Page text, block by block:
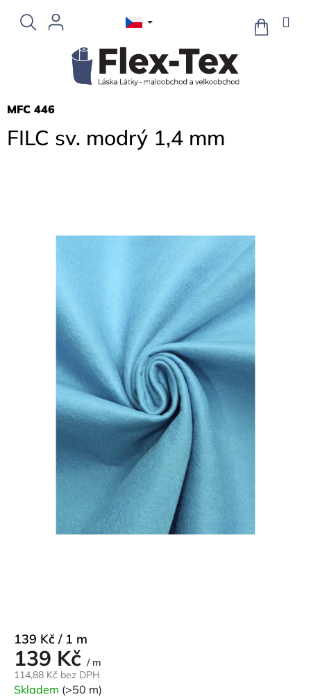
obsah
NÁKUPNÍ
KOŠÍK
FILC sv. modrý 1,4 mm
MFC 446
139 Kč / m
114,88 Kč bez DPH
Měrná
cena:
139 Kč / 1 m
Skladem (>50 m)